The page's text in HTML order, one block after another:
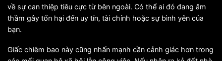
về sự can thiệp tiêu cực từ bên ngoài. Có thể ai đó đang âm
thầm gây tổn hại đến uy tín, tài chính hoặc sự bình yên của
bạn.
Giấc chiêm bao này cũng nhấn mạnh cần cảnh giác hơn trong